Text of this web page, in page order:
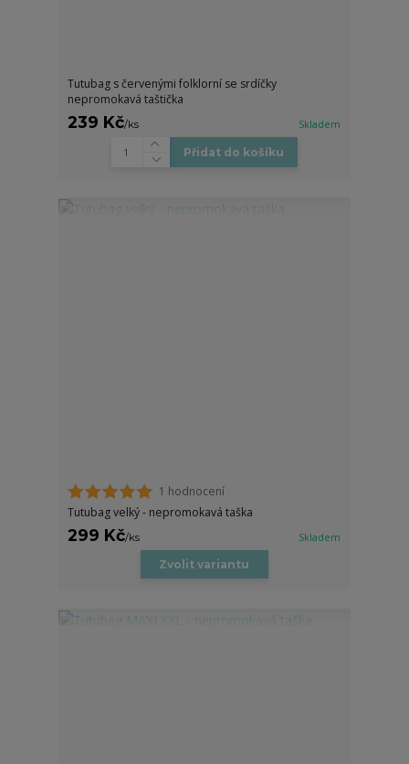
Tutubag s červenými folklorní se srdíčky
nepromokavá taštička
239 Kč/ks Skladem
Přidat do košíku
1 hodnocení
Tutubag velký - nepromokavá taška
299 Kč/ks Skladem
Zvolit variantu